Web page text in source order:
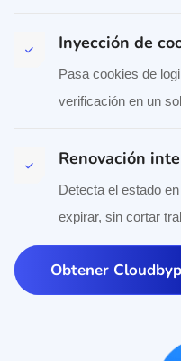
Inyección de
Pasa cookies de
verificación en un
Renovación
Detecta el estado
expirar, sin cortar
Obtener